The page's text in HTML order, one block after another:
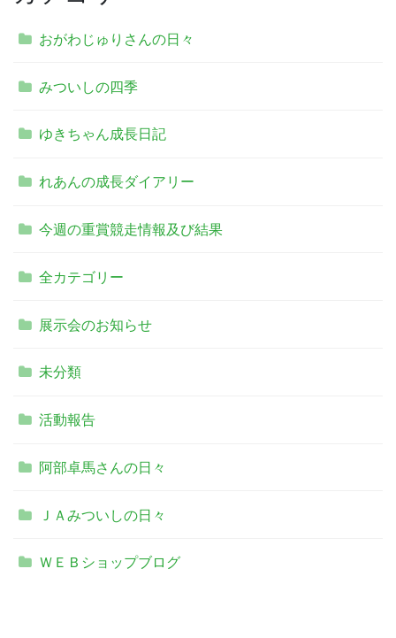
おがわじゅりさんの日々
みついしの四季
ゆきちゃん成長日記
れあんの成長ダイアリー
今週の重賞競走情報及び結果
全カテゴリー
展示会のお知らせ
未分類
活動報告
阿部卓馬さんの日々
ＪＡみついしの日々
ＷＥＢショップブログ